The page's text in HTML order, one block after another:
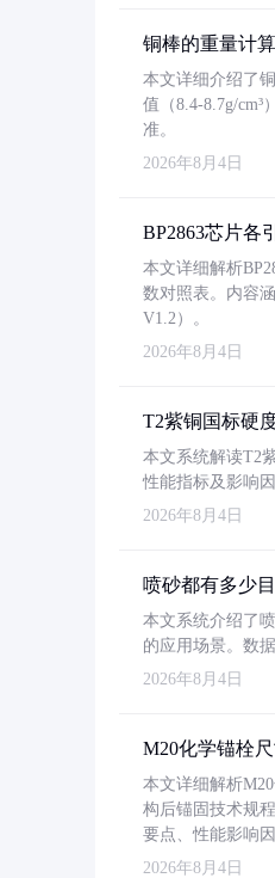
铜棒的重量计
本文详细介绍了
值（8.4-8.7g/
准。
2026年8月4日
BP2863芯片各
本文详细解析
数对照表。内容
V1.2）。
2026年8月4日
T2紫铜国标硬
本文系统解读T2
性能指标及影响
2026年8月4日
喷砂都有多少目
本文系统介绍了
的应用场景。数
2026年8月4日
M20化学锚栓
本文详细解析
构后锚固技术规
要点、性能影响
2026年8月4日